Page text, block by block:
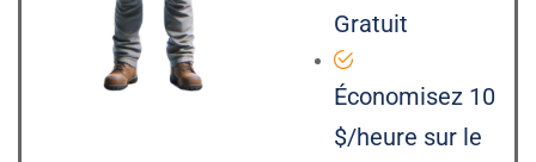
Gratuit
Économisez 10
$/heure sur le